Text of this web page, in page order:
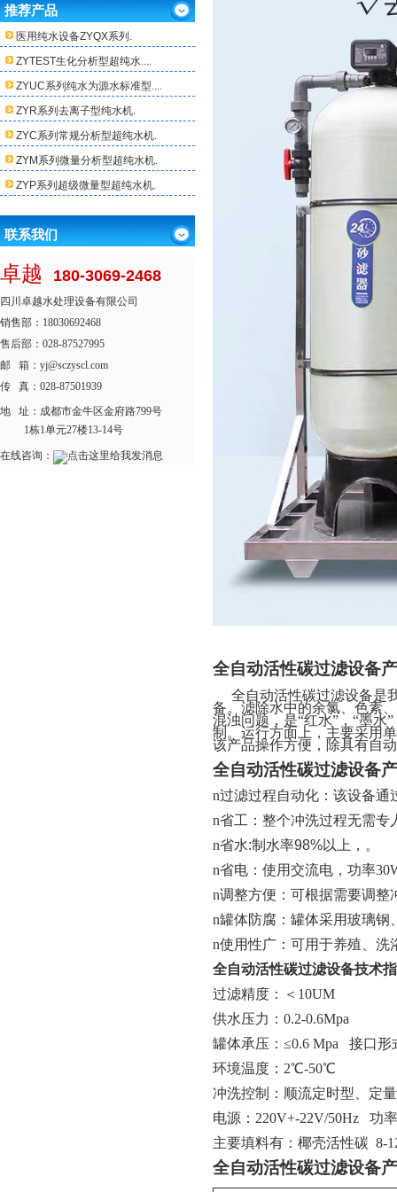
推荐产品
医用纯水设备ZYQX系列.
ZYTEST生化分析型超纯水....
ZYUC系列纯水为源水标准型....
ZYR系列去离子型纯水机.
ZYC系列常规分析型超纯水机.
ZYM系列微量分析型超纯水机.
ZYP系列超级微量型超纯水机.
联系我们
卓越 180-3069-2468
四川卓越水处理设备有限公司
销售部：18030692468
售后部：028-87527995
邮 箱：yj@sczyscl.com
传 真：028-87501939
地 址： 成都市金牛区金府路799号
1栋1单元27楼13-14号
在线咨询：
全自动活性碳过滤设备
全自动活性碳过滤设备是
备。滤除水中的余氯、色素
混浊问题，是“红水”，“墨水
制。运行方面上，主要采用
该产品操作方便，除具有自
全自动活性碳过滤设备
n过滤过程自动化：该设备通
n省工： 整个冲洗过程无需专
n省水:制水率98%以上 ， 。
n省电： 使用交流电，功率
n调整方便：可根据需要调整
n罐体防腐：罐体采用玻璃钢
n使用性广：可用于养殖 、
全自动活性碳过滤设备技术
过滤精度：＜ 10UM
供水压力：0.2-0.6Mpa
罐体承压：≤0.6 Mpa 接口形
环境温度：2℃-50℃
冲洗控制
： 顺流定时型、定
电源：220V+-22V/50Hz
功
主要填料有： 椰壳活性碳 8-
全自动活性碳过滤设备